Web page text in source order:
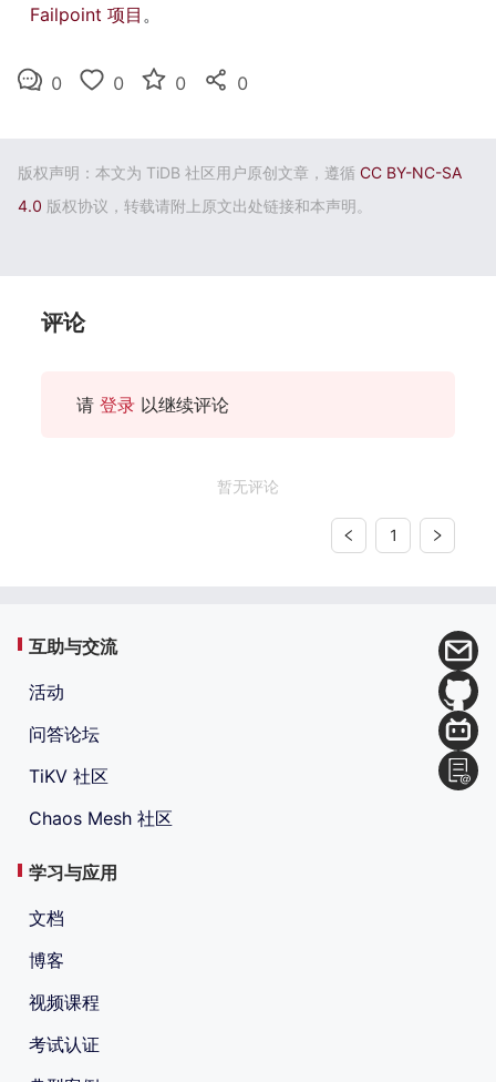
Failpoint 项目 。
0 0 0 0
版权声明：本文为 TiDB 社区用户原创文章，遵循 CC BY-NC-SA
4.0 版权协议，转载请附上原文出处链接和本声明。
评论
请 登录 以继续评论
暂无评论
1
互助与交流
活动
问答论坛
TiKV 社区
Chaos Mesh 社区
学习与应用
文档
博客
视频课程
考试认证